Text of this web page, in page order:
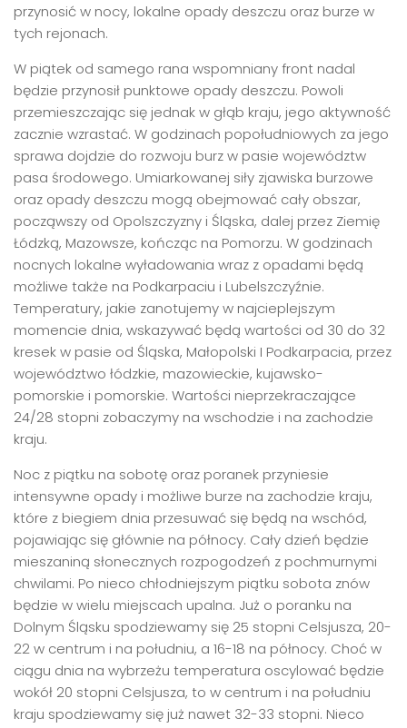
przynosić w nocy, lokalne opady deszczu oraz burze w
tych rejonach.
W piątek od samego rana wspomniany front nadal
będzie przynosił punktowe opady deszczu. Powoli
przemieszczając się jednak w głąb kraju, jego aktywność
zacznie wzrastać. W godzinach popołudniowych za jego
sprawa dojdzie do rozwoju burz w pasie województw
pasa środowego. Umiarkowanej siły zjawiska burzowe
oraz opady deszczu mogą obejmować cały obszar,
począwszy od Opolszczyzny i Śląska, dalej przez Ziemię
Łódzką, Mazowsze, kończąc na Pomorzu. W godzinach
nocnych lokalne wyładowania wraz z opadami będą
możliwe także na Podkarpaciu i Lubelszczyźnie.
Temperatury, jakie zanotujemy w najcieplejszym
momencie dnia, wskazywać będą wartości od 30 do 32
kresek w pasie od Śląska, Małopolski I Podkarpacia, przez
województwo łódzkie, mazowieckie, kujawsko-
pomorskie i pomorskie. Wartości nieprzekraczające
24/28 stopni zobaczymy na wschodzie i na zachodzie
kraju.
Noc z piątku na sobotę oraz poranek przyniesie
intensywne opady i możliwe burze na zachodzie kraju,
które z biegiem dnia przesuwać się będą na wschód,
pojawiając się głównie na północy. Cały dzień będzie
mieszaniną słonecznych rozpogodzeń z pochmurnymi
chwilami. Po nieco chłodniejszym piątku sobota znów
będzie w wielu miejscach upalna. Już o poranku na
Dolnym Śląsku spodziewamy się 25 stopni Celsjusza, 20-
22 w centrum i na południu, a 16-18 na północy. Choć w
ciągu dnia na wybrzeżu temperatura oscylować będzie
wokół 20 stopni Celsjusza, to w centrum i na południu
kraju spodziewamy się już nawet 32-33 stopni. Nieco